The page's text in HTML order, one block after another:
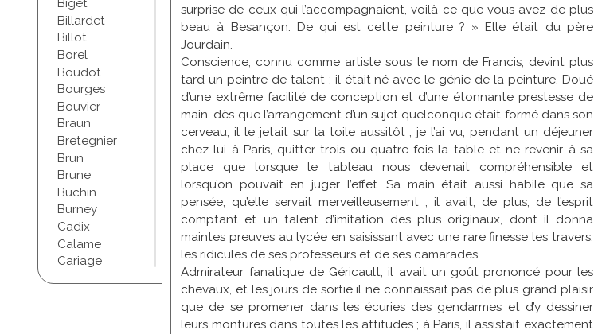
Biget
Billardet
Billot
Borel
Boudot
Bourges
Bouvier
Braun
Bretegnier
Brun
Brune
Buchin
Burney
Cadix
Calame
Cariage
surprise de ceux qui l’accompagnaient, voilà ce que vous avez de plus
beau à Besançon. De qui est cette peinture ? » Elle était du père
Jourdain.
Conscience, connu comme artiste sous le nom de Francis, devint plus
tard un peintre de talent ; il était né avec le génie de la peinture. Doué
d’une extrême facilité de conception et d’une étonnante prestesse de
main, dès que l’arrangement d’un sujet quelconque était formé dans son
cerveau, il le jetait sur la toile aussitôt ; je l’ai vu, pendant un déjeuner
chez lui à Paris, quitter trois ou quatre fois la table et ne revenir à sa
place que lorsque le tableau nous devenait compréhensible et
lorsqu’on pouvait en juger l’effet. Sa main était aussi habile que sa
pensée, qu’elle servait merveilleusement ; il avait, de plus, de l’esprit
comptant et un talent d’imitation des plus originaux, dont il donna
maintes preuves au lycée en saisissant avec une rare finesse les travers,
les ridicules de ses professeurs et de ses camarades.
Admirateur fanatique de Géricault, il avait un goût prononcé pour les
chevaux, et les jours de sortie il ne connaissait pas de plus grand plaisir
que de se promener dans les écuries des gendarmes et d’y dessiner
leurs montures dans toutes les attitudes ; à Paris, il assistait exactement